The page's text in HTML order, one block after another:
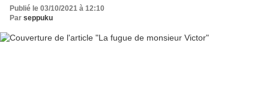
Publié le 03/10/2021 à 12:10
Par seppuku